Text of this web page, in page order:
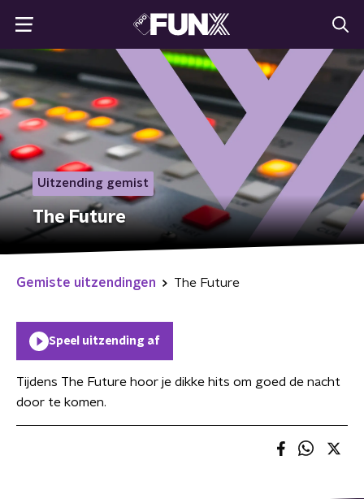
Uitzending gemist
The Future
Gemiste uitzendingen The Future
Speel uitzending af
Tijdens The Future hoor je dikke hits om goed de nacht
door te komen.